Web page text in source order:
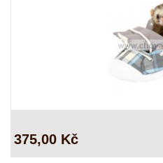
375,00 Kč